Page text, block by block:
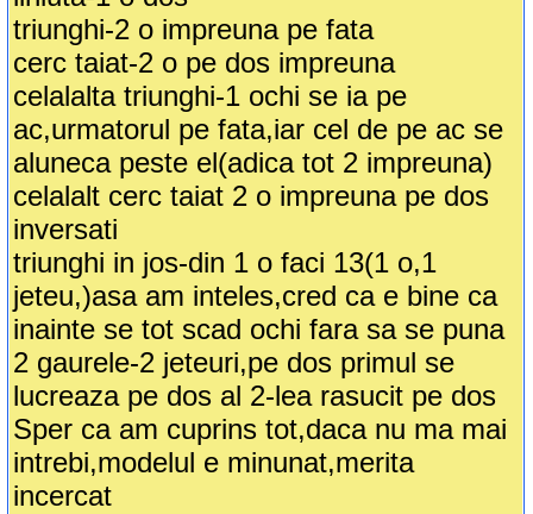
triunghi-2 o impreuna pe fata
cerc taiat-2 o pe dos impreuna
celalalta triunghi-1 ochi se ia pe
ac,urmatorul pe fata,iar cel de pe ac se
aluneca peste el(adica tot 2 impreuna)
celalalt cerc taiat 2 o impreuna pe dos
inversati
triunghi in jos-din 1 o faci 13(1 o,1
jeteu,)asa am inteles,cred ca e bine ca
inainte se tot scad ochi fara sa se puna
2 gaurele-2 jeteuri,pe dos primul se
lucreaza pe dos al 2-lea rasucit pe dos
Sper ca am cuprins tot,daca nu ma mai
intrebi,modelul e minunat,merita
incercat